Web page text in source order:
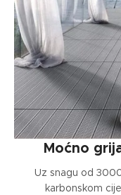
Moćno
Uz snagu od
karbonskom